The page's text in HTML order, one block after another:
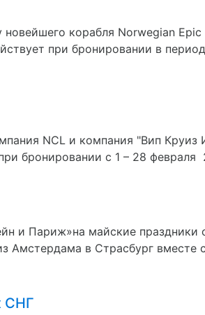
корабля Norwegian Epic
при бронировании в
NCL и компания "Вип Круиз
бронировании с 1 – 28 февраля
и Париж»на майские праздники
Амстердама в Страсбург вместе
СНГ